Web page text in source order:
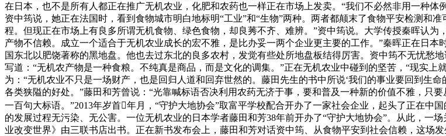
在日本，也不是所有人都正在推广无机农业，化肥和农药也一样正在市场上发卖。“我们不必然非用一种
资中筠说，她正在法国时，看到食物城市明白地标明“工业”和“生物”两种。两者都颠末了食物平安检测和
程。但现正在市场上有良多所谓无机食物、绿色食物，却良莠不齐、难辨。”资中筠说。大学传授秦晖认
产物不信赖。成立一个适合于无机农业成长的宏不雅，是比办妥一两个企业更主要的工作。”秦晖正在日
国东北以肥饶著称的黑地盘。他也去过东北的良多农村，发觉有些处所地盘板结得厉害。资中筠不无忧愁
写道：“无机农产物是一种食粮。不纯真是商品，而是文化的调集。”正在无机农业中碰到的坚苦，“现实
为：“无机农业不只是一场财产，也是回归人道和回弃世然的。藤田先生的书中所说‘我们的事业要回到生
各类狭隘的好处。”藤田和芳曾说：“光靠喊标语否决利用农药无济于事，要和普及一种新的价值不雅，只
一百句大标语。”2013年岁首年月，“守护大地协会”取富平学校配合开办了一家社会企业，起头了正在中
的发展过程无污染、无公害。一位无机农业的日本学者藤田和芳38年前开办了“守护大地协会”。从此，一
业改变世界》由三联书店出书。正在新书发布会上，藤田和芳对话资中筠、从食物平安到社会信赖，这场